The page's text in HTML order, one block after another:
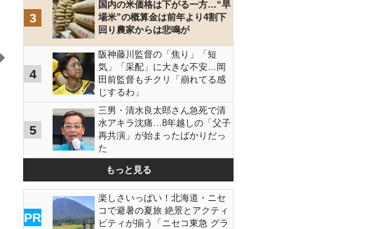
3
国内の米価格は下がる一方…“早
場米”の概算金は前年より4割下
回り農家からは悲鳴が
4
阪神藤川監督の「焦り」「短
気」「采配」に大きな不安…岡
田前監督もチクリ「崩れてる感
じするわ」
5
三男・清水良太郎さん急死で清
水アキラ沈痛…8年越しの「父子
再共演」が始まったばかりだっ
た
もっと見る
PR
楽しさいっぱい！北海道・ニセ
コで避暑の夏旅 絶景とアクティ
ビティが揃う「ニセコ東急 グラ